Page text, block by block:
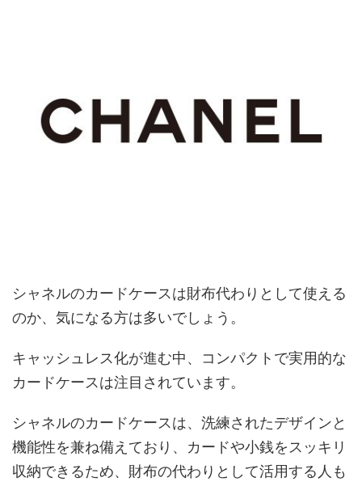
シャネルのカードケースは財布代わりとして使える
のか、気になる方は多いでしょう。
キャッシュレス化が進む中、コンパクトで実用的な
カードケースは注目されています。
シャネルのカードケースは、洗練されたデザインと
機能性を兼ね備えており、カードや小銭をスッキリ
収納できるため、財布の代わりとして活用する人も